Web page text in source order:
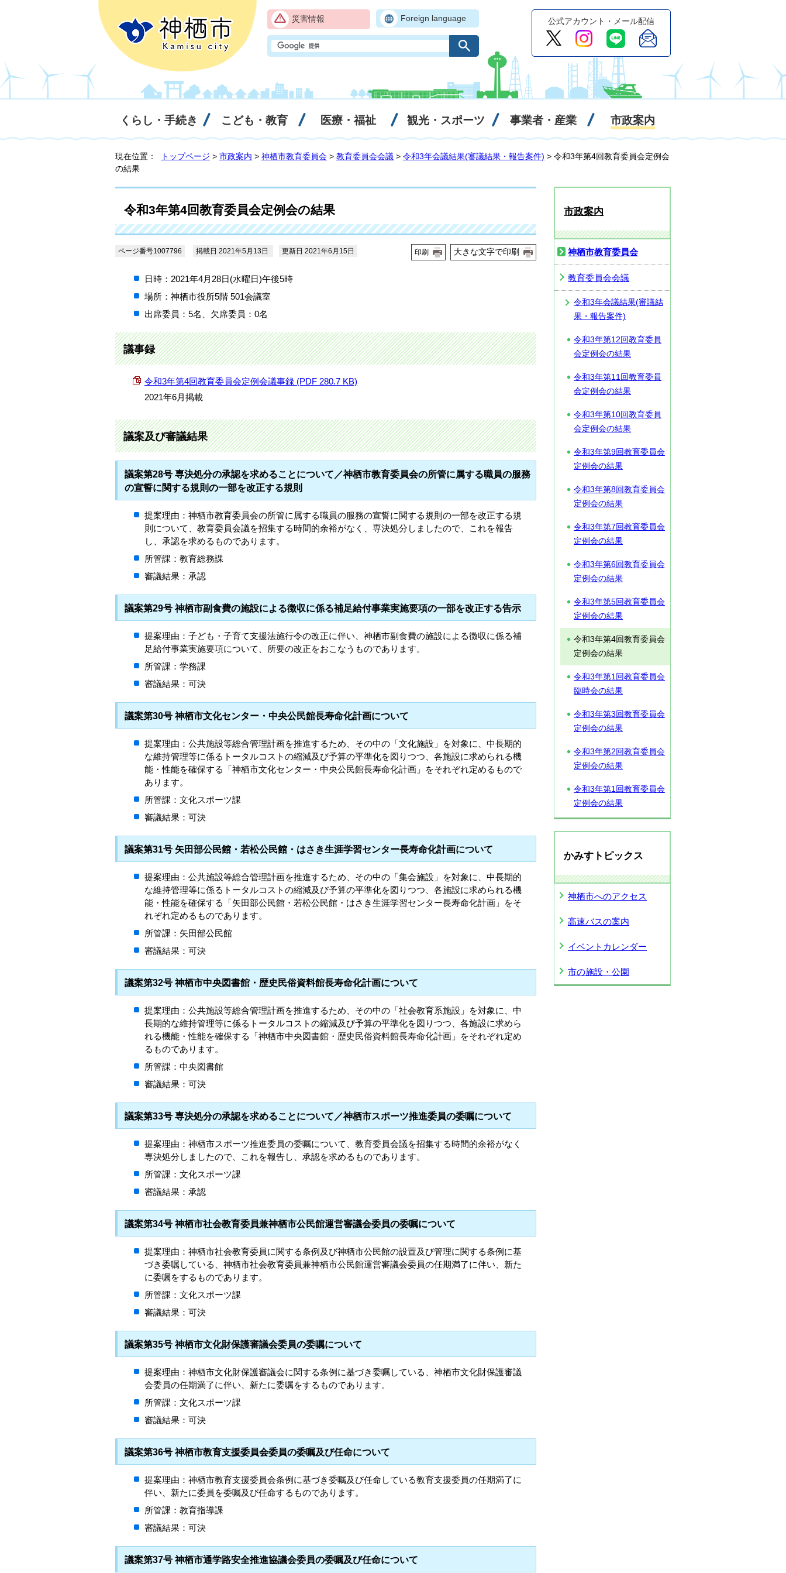
災害情報 Foreign language 公式アカウント・メール配信
くらし・手続き こども・教育 医療・福祉 観光・スポーツ 事業者・産業 市政案内
現在位置： トップページ > 市政案内 > 神栖市教育委員会 > 教育委員会会議 > 令和3年会議結果(審議結果・報告案件) > 令和3年第4回教育委員会定例会
の結果
令和3年第4回教育委員会定例会の結果
ページ番号1007796 掲載日 2021年5月13日 更新日 2021年6月15日 印刷 大きな文字で印刷
日時：2021年4月28日(水曜日)午後5時
場所：神栖市役所5階 501会議室
出席委員：5名、欠席委員：0名
議事録
令和3年第4回教育委員会定例会議事録 (PDF 280.7 KB)
2021年6月掲載
議案及び審議結果
議案第28号 専決処分の承認を求めることについて／神栖市教育委員会の所管に属する職員の服務
の宣誓に関する規則の一部を改正する規則
提案理由：神栖市教育委員会の所管に属する職員の服務の宣誓に関する規則の一部を改正する規
則について、教育委員会議を招集する時間的余裕がなく、専決処分しましたので、これを報告
し、承認を求めるものであります。
所管課：教育総務課
審議結果：承認
議案第29号 神栖市副食費の施設による徴収に係る補足給付事業実施要項の一部を改正する告示
提案理由：子ども・子育て支援法施行令の改正に伴い、神栖市副食費の施設による徴収に係る補
足給付事業実施要項について、所要の改正をおこなうものであります。
所管課：学務課
審議結果：可決
議案第30号 神栖市文化センター・中央公民館長寿命化計画について
提案理由：公共施設等総合管理計画を推進するため、その中の「文化施設」を対象に、中長期的
な維持管理等に係るトータルコストの縮減及び予算の平準化を図りつつ、各施設に求められる機
能・性能を確保する「神栖市文化センター・中央公民館長寿命化計画」をそれぞれ定めるもので
あります。
所管課：文化スポーツ課
審議結果：可決
議案第31号 矢田部公民館・若松公民館・はさき生涯学習センター長寿命化計画について
提案理由：公共施設等総合管理計画を推進するため、その中の「集会施設」を対象に、中長期的
な維持管理等に係るトータルコストの縮減及び予算の平準化を図りつつ、各施設に求められる機
能・性能を確保する「矢田部公民館・若松公民館・はさき生涯学習センター長寿命化計画」をそ
れぞれ定めるものであります。
所管課：矢田部公民館
審議結果：可決
議案第32号 神栖市中央図書館・歴史民俗資料館長寿命化計画について
提案理由：公共施設等総合管理計画を推進するため、その中の「社会教育系施設」を対象に、中
長期的な維持管理等に係るトータルコストの縮減及び予算の平準化を図りつつ、各施設に求めら
れる機能・性能を確保する「神栖市中央図書館・歴史民俗資料館長寿命化計画」をそれぞれ定め
るものであります。
所管課：中央図書館
審議結果：可決
議案第33号 専決処分の承認を求めることについて／神栖市スポーツ推進委員の委嘱について
提案理由：神栖市スポーツ推進委員の委嘱について、教育委員会議を招集する時間的余裕がなく
専決処分しましたので、これを報告し、承認を求めるものであります。
所管課：文化スポーツ課
審議結果：承認
議案第34号 神栖市社会教育委員兼神栖市公民館運営審議会委員の委嘱について
提案理由：神栖市社会教育委員に関する条例及び神栖市公民館の設置及び管理に関する条例に基
づき委嘱している、神栖市社会教育委員兼神栖市公民館運営審議会委員の任期満了に伴い、新た
に委嘱をするものであります。
所管課：文化スポーツ課
審議結果：可決
議案第35号 神栖市文化財保護審議会委員の委嘱について
提案理由：神栖市文化財保護審議会に関する条例に基づき委嘱している、神栖市文化財保護審議
会委員の任期満了に伴い、新たに委嘱をするものであります。
所管課：文化スポーツ課
審議結果：可決
議案第36号 神栖市教育支援委員会委員の委嘱及び任命について
提案理由：神栖市教育支援委員会条例に基づき委嘱及び任命している教育支援委員の任期満了に
伴い、新たに委員を委嘱及び任命するものであります。
所管課：教育指導課
審議結果：可決
議案第37号 神栖市通学路安全推進協議会委員の委嘱及び任命について
市政案内
神栖市教育委員会
教育委員会会議
令和3年会議結果(審議結
果・報告案件)
令和3年第12回教育委員
会定例会の結果
令和3年第11回教育委員
会定例会の結果
令和3年第10回教育委員
会定例会の結果
令和3年第9回教育委員会
定例会の結果
令和3年第8回教育委員会
定例会の結果
令和3年第7回教育委員会
定例会の結果
令和3年第6回教育委員会
定例会の結果
令和3年第5回教育委員会
定例会の結果
令和3年第4回教育委員会
定例会の結果
令和3年第1回教育委員会
臨時会の結果
令和3年第3回教育委員会
定例会の結果
令和3年第2回教育委員会
定例会の結果
令和3年第1回教育委員会
定例会の結果
かみすトピックス
神栖市へのアクセス
高速バスの案内
イベントカレンダー
市の施設・公園